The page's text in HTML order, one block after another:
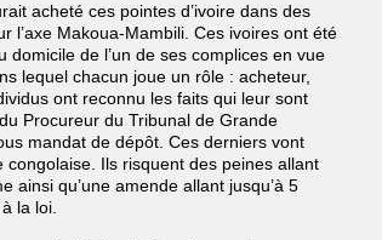
acheté ces pointes d’ivoire dans des
l’axe Makoua-Mambili. Ces ivoires ont été
de l’un de ses complices en vue
lequel chacun joue un rôle : acheteur,
ont reconnu les faits qui leur sont
Procureur du Tribunal de Grande
mandat de dépôt. Ces derniers vont
Ils risquent des peines allant
ainsi qu’une amende allant jusqu’à 5
la loi.